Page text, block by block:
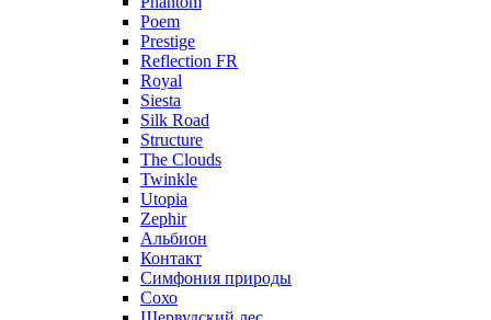
Poem
Prestige
Reflection FR
Royal
Siesta
Silk Road
Structure
The Clouds
Twinkle
Utopia
Zephir
Альбион
Контакт
Симфония природы
Сохо